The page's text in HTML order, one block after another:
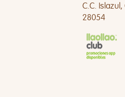
C.C.
28054